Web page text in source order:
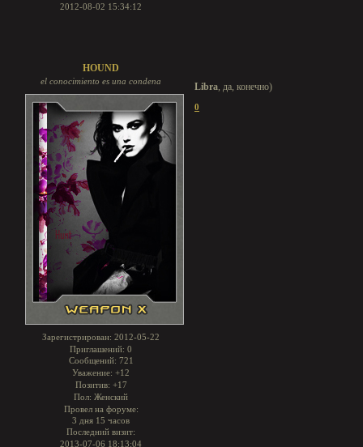
2012-08-02 15:34:12
HOUND
el conocimiento es una condena
Зарегистрирован: 2012-05-22
Приглашений: 0
Сообщений: 721
Уважение: +12
Позитив: +17
Пол: Женский
Провел на форуме:
3 дня 15 часов
Последний визит:
2013-07-06 18:13:04
Libra, да, конечно)
0